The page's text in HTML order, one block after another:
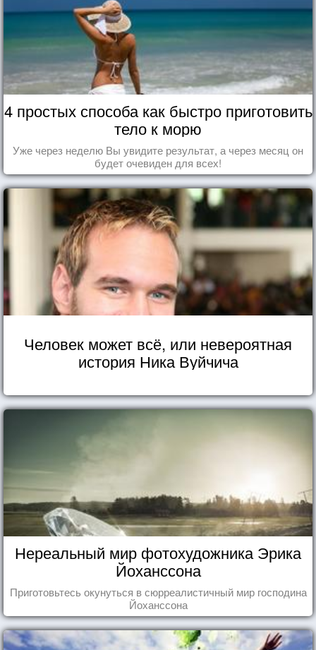
4 простых способа как быстро приготовить
тело к морю
Уже через неделю Вы увидите результат, а через месяц он
будет очевиден для всех!
Человек может всё, или невероятная
история Ника Вуйчича
Нереальный мир фотохудожника Эрика
Йоханссона
Приготовьтесь окунуться в сюрреалистичный мир господина
Йоханссона